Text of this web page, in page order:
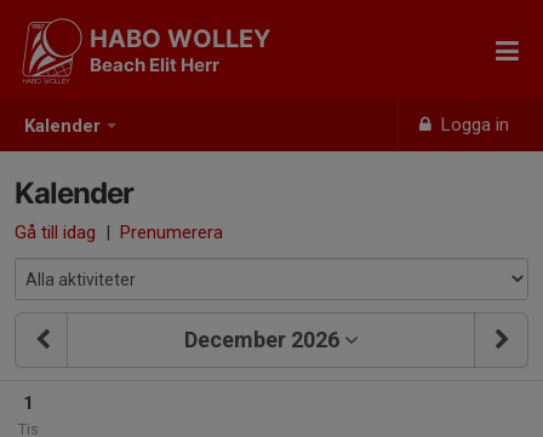
Kalender Logga in
HABO WOLLEY
Beach Elit Herr
Kalender
Gå till idag | Prenumerera
December 2026
1
Tis